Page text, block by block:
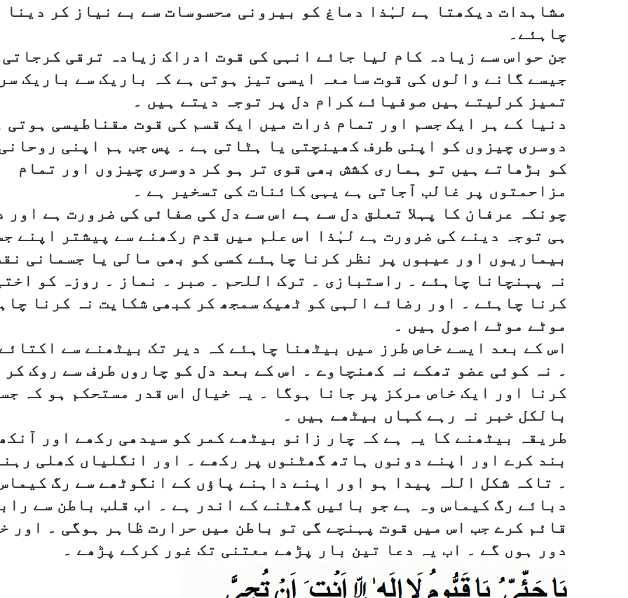
مشاہدات دیکھتا ہے لہٰذا دماغ کو بیرونی محسوسات سے بے نیاز کر دینا
چاہئے۔
جن حواس سے زیادہ کام لیا جائے انہی کی قوت ادراک زیادہ ترقی
جیسے گانے والوں کی قوت سامعہ ایسی تیز ہوتی ہے کہ باریک سے باریک
تمیز کرلیتے ہیں صوفیائے کرام دل پر توجہ دیتے ہیں ۔
دنیا کے ہر ایک جسم اور تمام ذرات میں ایک قسم کی قوت مقناطیسی ہوتی
دوسری چیزوں کو اپنی طرف کھینچتی یا ہٹاتی ہے ۔ پس جب ہم اپنی
کو بڑھاتے ہیں تو ہماری کشش بھی قوی تر ہو کر دوسری چیزوں اور تمام
مزاحمتوں پر غالب آجاتی ہے یہی کائنات کی تسخیر ہے ۔
چونکہ عرفان کا پہلا تعلق دل سے ہے اس سے دل کی صفائی کی ضرورت ہے اور
ہی توجہ دینے کی ضرورت ہے لہٰذا اس علم میں قدم رکھنے سے پیشتر اپنے
بیماریوں اور عیبوں پر نظر کرنا چاہئے کسی کو بھی مالی یا جسمانی
نہ پہنچانا چاہئے ۔ راستبازی ۔ ترک اللحم ۔ صبر ۔ نماز ۔ روزہ کو
کرنا چاہئے ۔ اور رضائے الہی کو ٹھیک سمجھ کر کبھی شکایت نہ کرنا
موٹے موٹے اصول ہیں ۔
اس کے بعد ایسے خاص طرز میں بیٹھنا چاہئے کہ دیر تک بیٹھنے سے
۔ نہ کوئی عضو تھکے نہ کھنچاوے ۔ اس کے بعد دل کو چاروں طرف سے روک کر
کرنا اور ایک خاص مرکز پر جانا ہوگا ۔ یہ خیال اس قدر مستحکم ہو کہ
بالکل خبر نہ رہے کہاں بیٹھے ہیں ۔
طریقہ بیٹھنے کا یہ ہے کہ چار زانو بیٹھے کمر کو سیدھی رکھے اور
بند کرے اور اپنے دونوں ہاتھ گھٹنوں پر رکھے ۔ اور انگلیاں کھلی
۔ تاکہ شکل اللہ پیدا ہو اور اپنے داہنے پاؤں کے انگوٹھے سے رگ
دبائے رگ کیماس وہ ہے جو بائیں گھٹنے کے اندر ہے ۔ اب قلب باطن سے
قائم کرے جب اس میں قوت پہنچے گی تو باطن میں حرارت ظاہر ہوگی ۔ اور
دور ہوں گے ۔ اب یہ دعا تین بار پڑھے معتنی تک غور کرکے پڑھے ۔